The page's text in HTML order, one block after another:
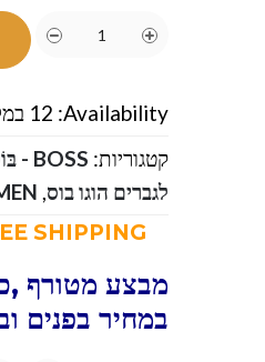
Availability: 12 במלאי
קטגוריות: BOSS - בּוֹס
לגברים הוגו בוס,
מבצע מטורף
במחיר בפנים